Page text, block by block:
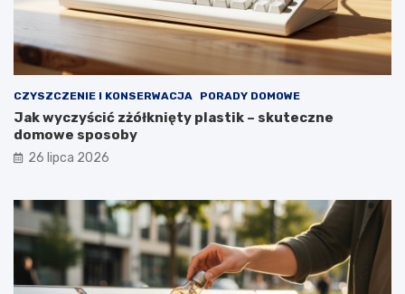
g
i
l
a
t
a
CZYSZCZENIE I KONSERWACJA PORADY DOMOWE
Jak wyczyścić zżółknięty plastik – skuteczne
domowe sposoby
26 lipca 2026